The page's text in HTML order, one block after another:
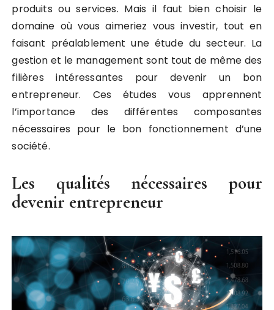
produits ou services. Mais il faut bien choisir le
domaine où vous aimeriez vous investir, tout en
faisant préalablement une étude du secteur. La
gestion et le management sont tout de même des
filières intéressantes pour devenir un bon
entrepreneur. Ces études vous apprennent
l’importance des différentes composantes
nécessaires pour le bon fonctionnement d’une
société.
Les qualités nécessaires pour
devenir entrepreneur